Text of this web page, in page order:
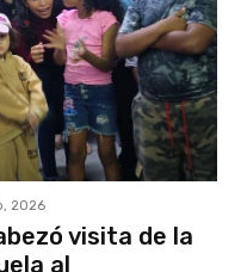
2026
visita de la
al